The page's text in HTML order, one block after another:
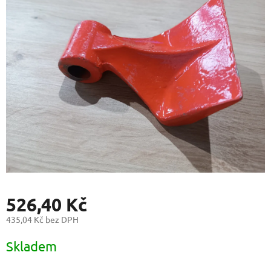
hvězdiček.
526,40 Kč
435,04 Kč bez DPH
cena:
Skladem